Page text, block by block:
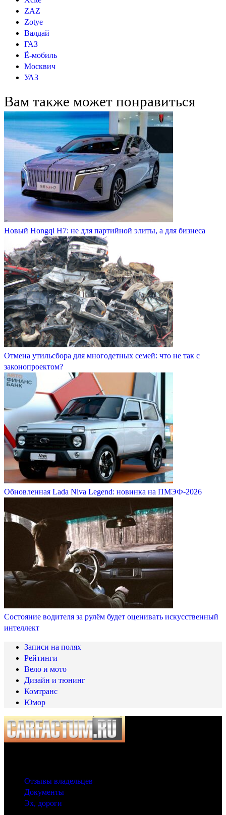
ZAZ
Zotye
Валдай
ГАЗ
Ё-мобиль
Москвич
УАЗ
Вам также может понравиться
Новый Hongqi H7: не для партийной элиты, а для бизнеса
Отмена утильсбора для многодетных семей: что не так с
законопроектом?
Обновленная Lada Niva Legend: новинка на ПМЭФ-2026
Состояние водителя за рулём будет оценивать искусственный
интеллект
Записи на полях
Рейтинги
Вело и мото
Дизайн и тюнинг
Комтранс
Юмор
Отзывы владельцев
Документы
Эх, дороги